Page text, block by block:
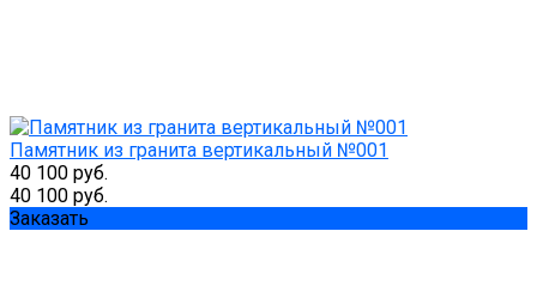
Памятник из гранита вертикальный №001
40 100 руб.
40 100 руб.
Заказать